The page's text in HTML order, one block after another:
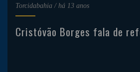
Torcidabahia / há 13 anos
Cristóvão Borges fala de